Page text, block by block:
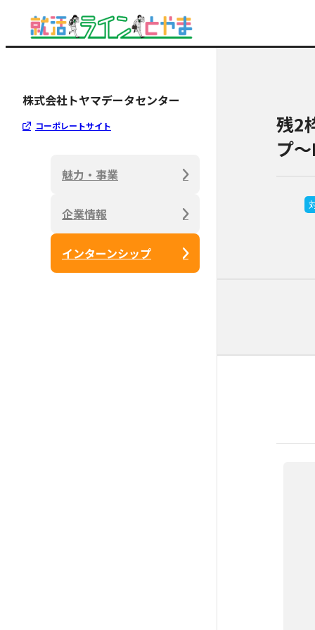
株式会社トヤマデータセンター
コーポレートサイト
魅力・事業
企業情報
インターンシップ
残2
プ